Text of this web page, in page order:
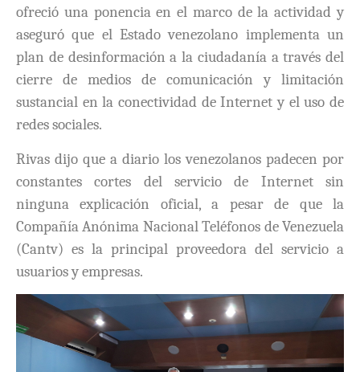
ofreció una ponencia en el marco de la actividad y
aseguró que el Estado venezolano implementa un
plan de desinformación a la ciudadanía a través del
cierre de medios de comunicación y limitación
sustancial en la conectividad de Internet y el uso de
redes sociales.
Rivas dijo que a diario los venezolanos padecen por
constantes cortes del servicio de Internet sin
ninguna explicación oficial, a pesar de que la
Compañía Anónima Nacional Teléfonos de Venezuela
(Cantv) es la principal proveedora del servicio a
usuarios y empresas.